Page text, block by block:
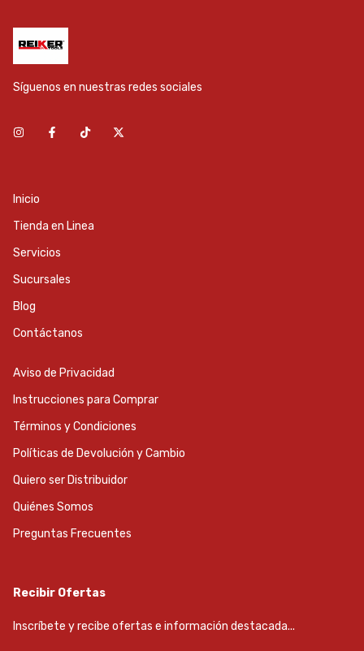
Síguenos en nuestras redes sociales
Inicio
Tienda en Linea
Servicios
Sucursales
Blog
Contáctanos
Aviso de Privacidad
Instrucciones para Comprar
Términos y Condiciones
Políticas de Devolución y Cambio
Quiero ser Distribuidor
Quiénes Somos
Preguntas Frecuentes
Recibir Ofertas
Inscríbete y recibe ofertas e información destacada...